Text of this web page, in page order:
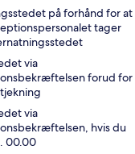
på forhånd for at
tager
via
forud for
via
hvis du
00.00